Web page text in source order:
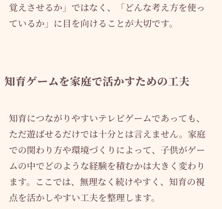
覚えさせるか」ではなく、「どんな考え方を使っ
ているか」に目を向けることが大切です。
知育ゲームを家庭で活かすための工夫
知育につながりやすいテレビゲームであっても、
ただ遊ばせるだけでは十分とは言えません。家庭
での関わり方や環境づくりによって、子供がゲー
ムの中でどのような経験を積むかは大きく変わり
ます。ここでは、無理なく続けやすく、知育の視
点を活かしやすい工夫を整理します。